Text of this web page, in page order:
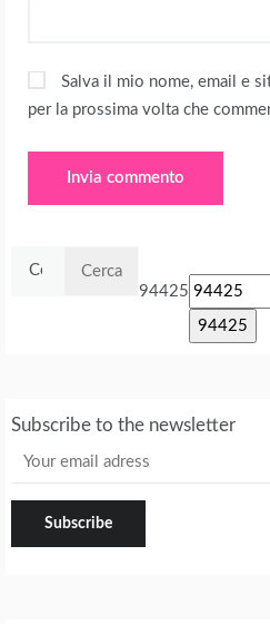
Salva il mio nome, email e
per la prossima volta che
94425
Subscribe to the newsletter